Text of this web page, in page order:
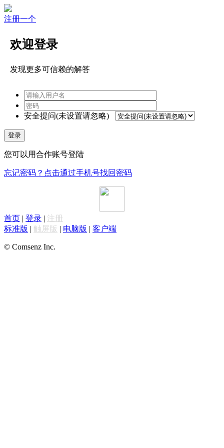
注册一个
欢迎登录
发现更多可信赖的解答
安全提问(未设置请忽略)
登录
您可以用合作账号登陆
忘记密码？点击通过手机号找回密码
首页 | 登录 | 注册
标准版 | 触屏版 | 电脑版 | 客户端
© Comsenz Inc.